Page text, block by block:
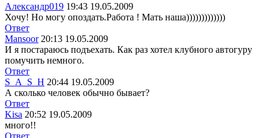
Александр019 19:43 19.05.2009
Хочу! Но могу опоздать.Работа ! Мать наша)))))))))))))
Ответ
Mansoor20:13 19.05.2009
И я постараюсь подъехать. Как раз хотел клубного автогуру
помучить немного.
Ответ
S_A_S_H 20:44 19.05.2009
А сколько человек обычно бывает?
Ответ
Kisa 20:52 19.05.2009
много!!
Ответ